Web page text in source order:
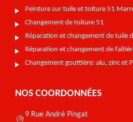
Peinture sur tuile et toiture 51
Changement de toiture 51
Réparation et changement de tuile
Réparation et changement de
Changement gouttière: alu, zinc et
NOS COORDONNÉES
9 Rue André Pingat